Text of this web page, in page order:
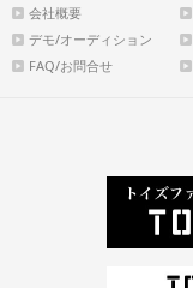
会社概要
デモ/オーディション
FAQ/お問合せ